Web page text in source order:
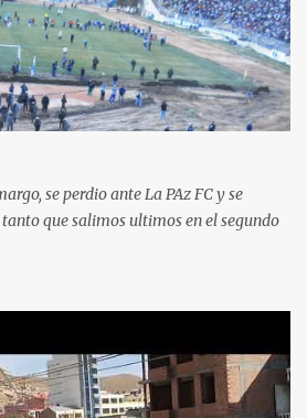
se perdio ante La PAz FC y se
que salimos ultimos en el segundo